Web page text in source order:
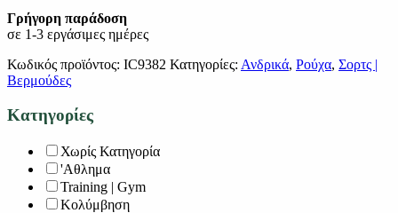
Γρήγορη παράδοση
σε 1-3 εργάσιμες ημέρες
Κωδικός προϊόντος: IC9382 Κατηγορίες: Ανδρικά, Ρούχα, Σορτς |
Βερμούδες
Κατηγορίες
Χωρίς Κατηγορία
'Αθλημα
Training | Gym
Κολύμβηση